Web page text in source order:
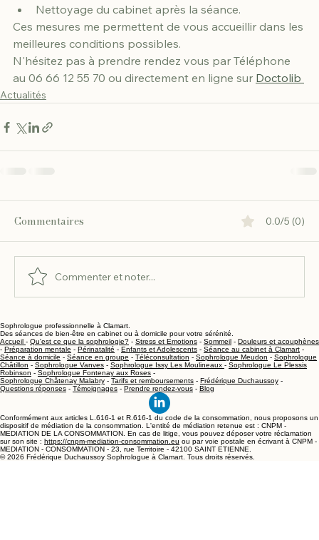
Nettoyage du cabinet après la séance.
Ces mesures me permettent de vous accueillir dans les
meilleures conditions possibles.
N'hésitez pas à prendre rendez vous par Téléphone
au 06 66 12 55 70 ou directement en ligne sur Doctolib
Actualités
Commentaires 0.0/5 (0)
Commenter et noter...
Sophrologue professionnelle à Clamart.
Des séances de bien-être en cabinet ou à domicile pour votre sérénité.
Accueil - Qu'est ce que la sophrologie? - Stress et Emotions - Sommeil - Douleurs et acouphènes
- Préparation mentale - Périnatalité - Enfants et Adolescents - Séance au cabinet à Clamart -
Séance à domicile - Séance en groupe - Téléconsultation - Sophrologue Meudon - Sophrologue
Châtillon - Sophrologue Vanves - Sophrologue Issy Les Moulineaux - Sophrologue Le Plessis
Robinson - Sophrologue Fontenay aux Roses -
Sophrologue Châtenay Malabry - Tarifs et remboursements - Frédérique Duchaussoy -
Questions réponses - Témoignages - Prendre rendez-vous - Blog
Conformément aux articles L.616-1 et R.616-1 du code de la consommation, nous proposons un
dispositif de médiation de la consommation. L'entité de médiation retenue est : CNPM -
MEDIATION DE LA CONSOMMATION. En cas de litige, vous pouvez déposer votre réclamation
sur son site : https://cnpm-mediation-consommation.eu ou par voie postale en écrivant à CNPM -
MEDIATION - CONSOMMATION - 23, rue Territoire - 42100 SAINT ETIENNE.
© 2026 Frédérique Duchaussoy Sophrologue à Clamart. Tous droits réservés.